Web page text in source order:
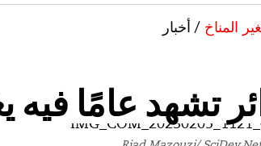
المناخ / أخبار
تشهد عامًا فيه